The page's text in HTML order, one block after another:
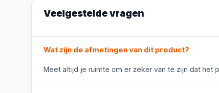
Veelgestelde vragen
Wat zijn de afmetingen van dit product?
Meet altijd je ruimte om er zeker van te zijn dat het